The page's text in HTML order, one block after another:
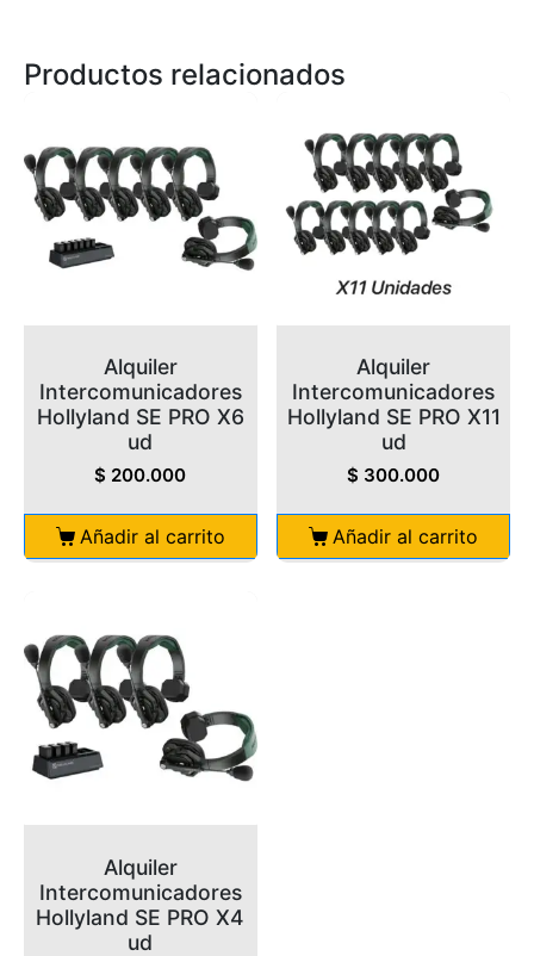
Productos relacionados
Alquiler
Intercomunicadores
Hollyland SE PRO X6
ud
$ 200.000
Añadir al carrito
Alquiler
Intercomunicadores
Hollyland SE PRO X11
ud
$ 300.000
Añadir al carrito
Alquiler
Intercomunicadores
Hollyland SE PRO X4
ud